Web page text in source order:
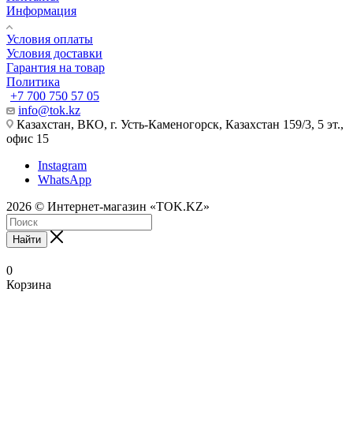
Информация
Условия оплаты
Условия доставки
Гарантия на товар
Политика
+7 700 750 57 05
info@tok.kz
Казахстан, ВКО, г. Усть-Каменогорск, Казахстан 159/3, 5 эт.,
офис 15
Instagram
WhatsApp
2026 © Интернет-магазин «TOK.KZ»
Найти
0
Корзина